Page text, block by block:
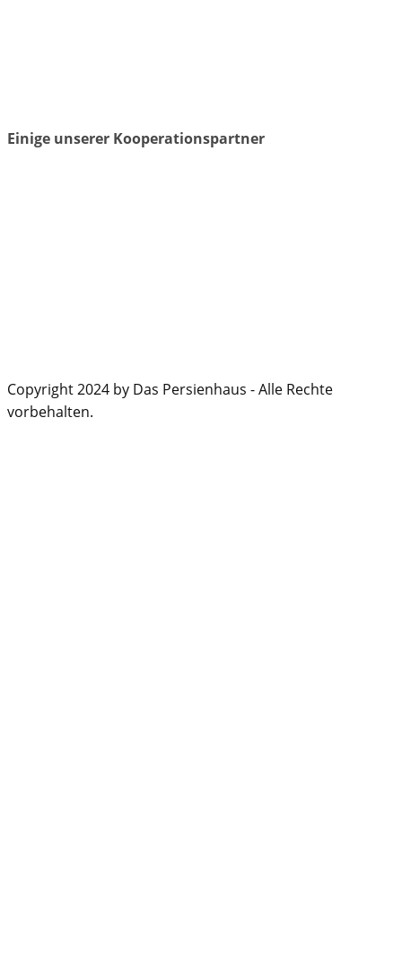
Einige unserer Kooperationspartner
Copyright 2024 by Das Persienhaus - Alle Rechte
vorbehalten.